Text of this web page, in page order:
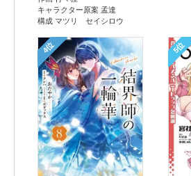
キャラクター原案 孟達
構成 マツリ セイシロウ
4位 5位